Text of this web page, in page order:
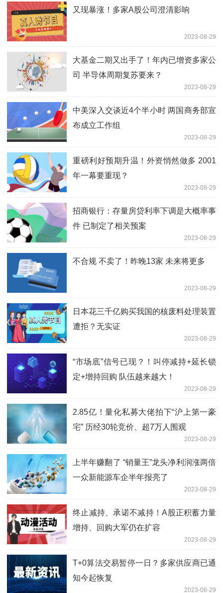
又现暴涨！多家A股公司澄清影响
2023-08-29
大基金二期又出手了！年内已增资多家公
司 半导体周期复苏要来？
2023-08-29
中美深入交谈近4个半小时 两国商务部宣
布成立工作组
2023-08-29
重磅利好预期升温！外资悄然做多 2001
年一幕要重现？
2023-08-29
招商银行：存量房贷利率下调是大概率事
件 已制定了相关预案
2023-08-29
不合规 不卖了！昨晚13家 未来将更多
2023-08-29
日本花三千亿购买我国的核废料处理装置
遭拒？无实证
2023-08-29
“市场底”信号已现？！叫停减持+延长锁
定+增持回购 队伍越来越大！
2023-08-29
2.85亿！量化私募大佬拍下“沪上第一豪
宅” 历经30轮竞价、超7万人围观
2023-08-29
上半年赚翻了 “销量王”龙头净利润涨两倍
一众新能源车企半年报亮了
2023-08-29
终止减持、承诺不减持！A股正积蓄力量
增持、回购大军仍在扩容
2023-08-29
T+0算法交易暂停一日？多家供应商已通
知今起恢复
2023-08-29